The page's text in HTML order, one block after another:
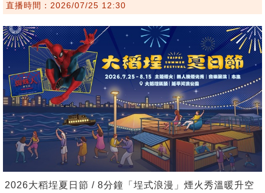
直播時間：2026/07/25 12:30
2026大稻埕夏日節 / 8分鐘「埕式浪漫」煙火秀溫暖升空